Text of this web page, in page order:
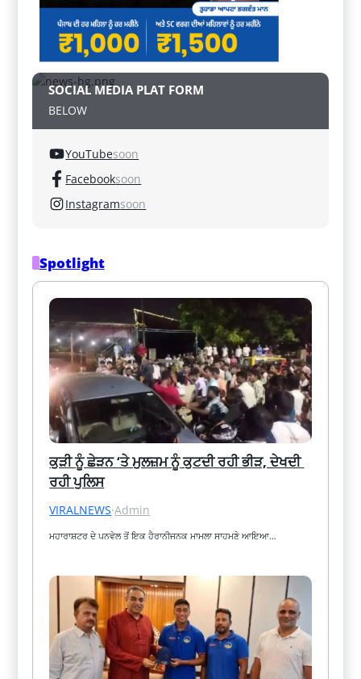
SOCIAL MEDIA PLAT FORM
BELOW
YouTubesoon
Facebooksoon
Instagramsoon
Spotlight
ਕੁੜੀ ਨੂੰ ਛੇੜਨ ‘ਤੇ ਮੁਲਜ਼ਮ ਨੂੰ ਕੁਟਦੀ ਰਹੀ ਭੀੜ, ਦੇਖਦੀ
ਰਹੀ ਪੁਲਿਸ
VIRALNEWS·Admin
ਮਹਾਰਾਸ਼ਟਰ ਦੇ ਪਨਵੇਲ ਤੋਂ ਇਕ ਹੈਰਾਨੀਜਨਕ ਮਾਮਲਾ ਸਾਹਮਣੇ ਆਇਆ…